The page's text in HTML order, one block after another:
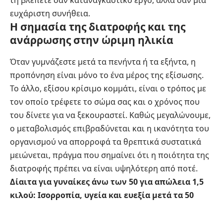
ευχάριστη συνήθεια.
Η σημασία της διατροφής και της
ανάρρωσης στην ώριμη ηλικία
Όταν γυμνάζεστε μετά τα πενήντα ή τα εξήντα, η
προπόνηση είναι μόνο το ένα μέρος της εξίσωσης.
Το άλλο, εξίσου κρίσιμο κομμάτι, είναι ο τρόπος με
τον οποίο τρέφετε το σώμα σας και ο χρόνος που
του δίνετε για να ξεκουραστεί. Καθώς μεγαλώνουμε,
ο μεταβολισμός επιβραδύνεται και η ικανότητα του
οργανισμού να απορροφά τα θρεπτικά συστατικά
μειώνεται, πράγμα που σημαίνει ότι η ποιότητα της
διατροφής πρέπει να είναι υψηλότερη από ποτέ.
Δίαιτα για γυναίκες άνω των 50 για απώλεια 1,5
κιλού: Ισορροπία, υγεία και ευεξία μετά τα 50